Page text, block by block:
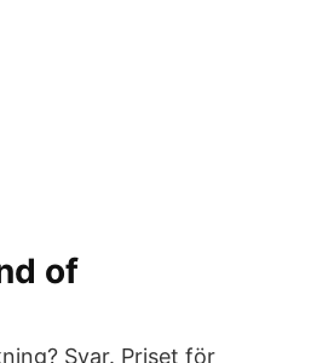
of
Svar. Priset för